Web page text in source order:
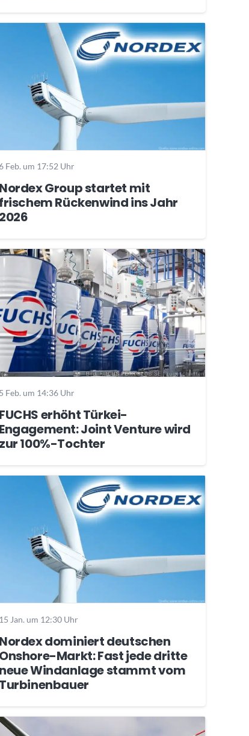
Feb. um 17:52 Uhr
Nordex Group startet mit
frischem Rückenwind ins Jahr
2026
5 Feb. um 14:36 Uhr
FUCHS erhöht Türkei-
Engagement: Joint Venture wird
zur 100%-Tochter
15 Jan. um 12:30 Uhr
Nordex dominiert deutschen
Onshore-Markt: Fast jede dritte
neue Windanlage stammt vom
Turbinenbauer